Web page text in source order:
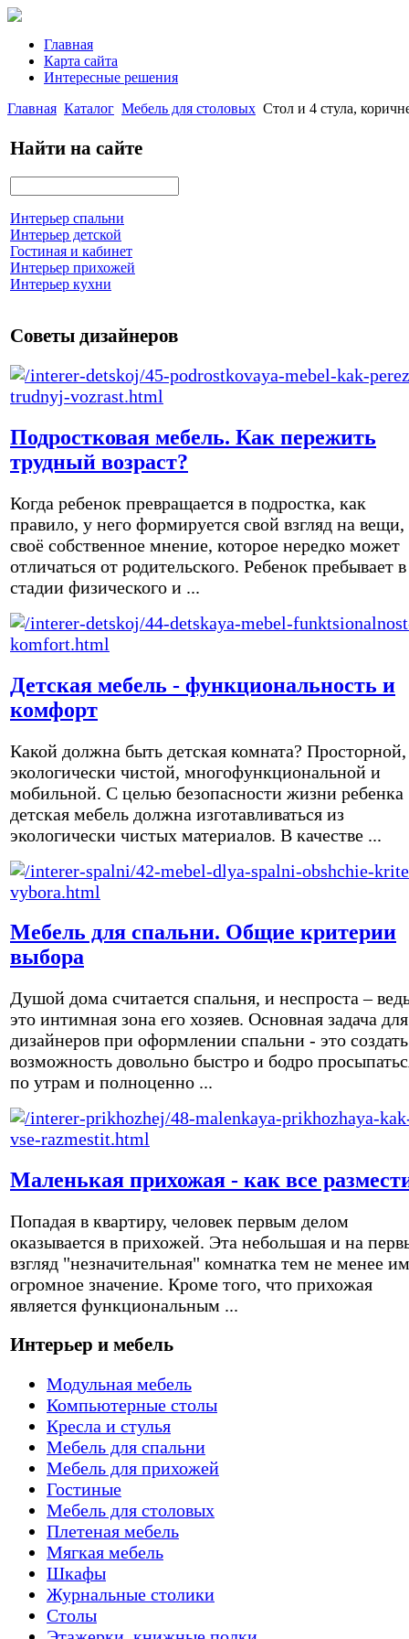
Главная
Карта сайта
Интересные решения
Главная Каталог Мебель для столовых Стол и 4 стула,
Найти на сайте
Интерьер спальни
Интерьер детской
Гостиная и кабинет
Интерьер прихожей
Интерьер кухни
Советы дизайнеров
Подростковая мебель. Как пережить
трудный возраст?
Когда ребенок превращается в подростка, как
правило, у него формируется свой взгляд на вещи,
своё собственное мнение, которое нередко может
отличаться от родительского. Ребенок пребывает в
стадии физического и ...
Детская мебель - функциональность и
комфорт
Какой должна быть детская комната? Просторной,
экологически чистой, многофункциональной и
мобильной. С целью безопасности жизни ребенка
детская мебель должна изготавливаться из
экологически чистых материалов. В качестве ...
Мебель для спальни. Общие критерии
выбора
Душой дома считается спальня, и неспроста –
это интимная зона его хозяев. Основная задача для
дизайнеров при оформлении спальни - это создать
возможность довольно быстро и бодро
по утрам и полноценно ...
Маленькая прихожая - как все
Попадая в квартиру, человек первым делом
оказывается в прихожей. Эта небольшая и на
взгляд "незначительная" комнатка тем не менее
огромное значение. Кроме того, что прихожая
является функциональным ...
Интерьер и мебель
Модульная мебель
Компьютерные столы
Кресла и стулья
Мебель для спальни
Мебель для прихожей
Гостиные
Мебель для столовых
Плетеная мебель
Мягкая мебель
Шкафы
Журнальные столики
Столы